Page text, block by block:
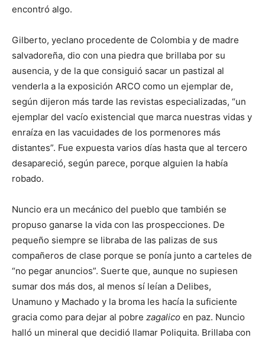
encontró algo.
Gilberto, yeclano procedente de Colombia y de madre
salvadoreña, dio con una piedra que brillaba por su
ausencia, y de la que consiguió sacar un pastizal al
venderla a la exposición ARCO como un ejemplar de,
según dijeron más tarde las revistas especializadas, “un
ejemplar del vacío existencial que marca nuestras vidas y
enraíza en las vacuidades de los pormenores más
distantes”. Fue expuesta varios días hasta que al tercero
desapareció, según parece, porque alguien la había
robado.
Nuncio era un mecánico del pueblo que también se
propuso ganarse la vida con las prospecciones. De
pequeño siempre se libraba de las palizas de sus
compañeros de clase porque se ponía junto a carteles de
“no pegar anuncios”. Suerte que, aunque no supiesen
sumar dos más dos, al menos sí leían a Delibes,
Unamuno y Machado y la broma les hacía la suficiente
gracia como para dejar al pobre zagalico en paz. Nuncio
halló un mineral que decidió llamar Poliquita. Brillaba con